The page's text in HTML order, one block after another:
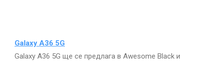
Galaxy A36 5G
Galaxy A36 5G ще се предлага в Awesome Black и